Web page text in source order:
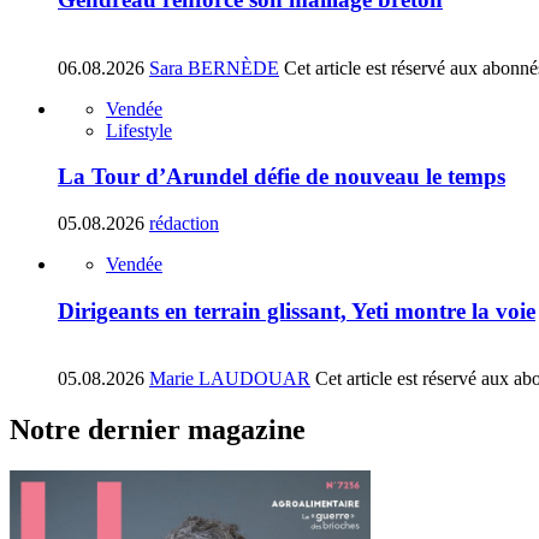
06.08.2026 Sara BERNÈDE Cet article est réservé aux
Vendée
Lifestyle
La Tour d’Arundel défie de nouveau le temps
05.08.2026 rédaction
Vendée
Dirigeants en terrain glissant, Yeti montre la voie
05.08.2026 Marie LAUDOUAR Cet article est réservé aux
Notre dernier magazine